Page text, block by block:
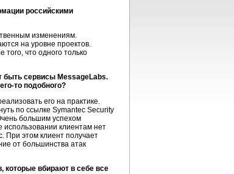
российскими
изменениям.
на уровне проектов.
что одного только
быть сервисы MessageLabs.
то подобного?
его на практике.
по ссылке Symantec Security
большим успехом
использовании клиентам нет
При этом клиент получает
от большинства атак
которые вбирают в себе все